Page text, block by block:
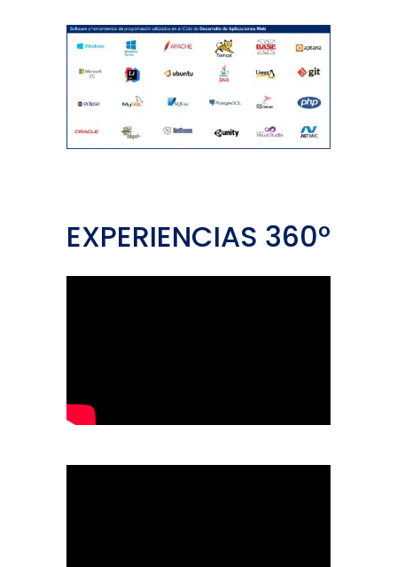
EXPERIENCIAS 360º